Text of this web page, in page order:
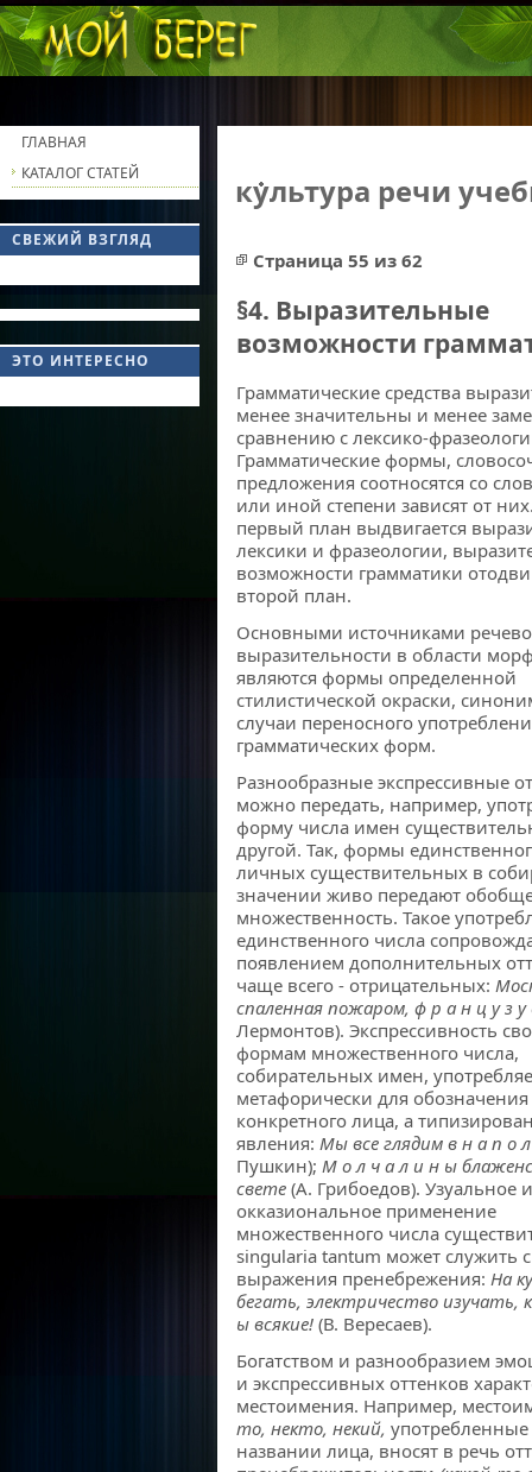
культура речи
Страница 55 из 62
§4. Выразительные
возможности
Грамматические средства
менее значительны и менее
сравнению с лексико-
Грамматические формы,
предложения соотносятся со
или иной степени зависят от
первый план выдвигается
лексики и фразеологии,
возможности грамматики
второй план.
Основными источниками
выразительности в области
являются формы определенной
стилистической окраски,
случаи переносного
грамматических форм.
Разнообразные экспрессивные
можно передать, например,
форму числа имен
другой. Так, формы
личных существительных в
значении живо передают
множественность. Такое
единственного числа
появлением дополнительных
чаще всего - отрицательных:
спаленная пожаром, ф р а н ц у з
Лермонтов). Экспрессивность
формам множественного числа,
собирательных имен,
метафорически для
конкретного лица, а
явления: Мы все глядим в н а п о
Пушкин); М о л ч а л и н ы
свете (А. Грибоедов). Узуальное
окказиональное применение
множественного числа
singularia tantum может служить
выражения пренебрежения: На
бегать, электричество изучать,
ы всякие! (В. Вересаев).
Богатством и разнообразием
и экспрессивных оттенков
местоимения. Например,
то, некто, некий,
названии лица, вносят в речь
ГЛАВНАЯ
КАТАЛОГ СТАТЕЙ
СВЕЖИЙ ВЗГЛЯД
ЭТО ИНТЕРЕСНО